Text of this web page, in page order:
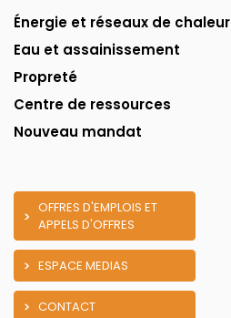
Énergie et réseaux de chaleur
Eau et assainissement
Propreté
Centre de ressources
Nouveau mandat
OFFRES D'EMPLOIS ET
APPELS D'OFFRES
ESPACE MEDIAS
CONTACT